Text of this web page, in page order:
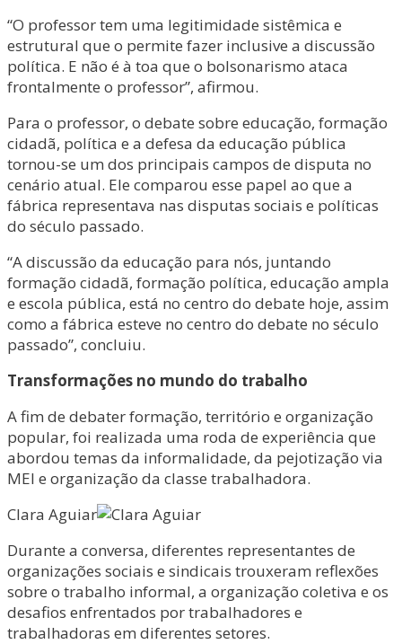
“O professor tem uma legitimidade sistêmica e
estrutural que o permite fazer inclusive a discussão
política. E não é à toa que o bolsonarismo ataca
frontalmente o professor”, afirmou.
Para o professor, o debate sobre educação, formação
cidadã, política e a defesa da educação pública
tornou-se um dos principais campos de disputa no
cenário atual. Ele comparou esse papel ao que a
fábrica representava nas disputas sociais e políticas
do século passado.
“A discussão da educação para nós, juntando
formação cidadã, formação política, educação ampla
e escola pública, está no centro do debate hoje, assim
como a fábrica esteve no centro do debate no século
passado”, concluiu.
Transformações no mundo do trabalho
A fim de debater formação, território e organização
popular, foi realizada uma roda de experiência que
abordou temas da informalidade, da pejotização via
MEI e organização da classe trabalhadora.
Clara Aguiar
Durante a conversa, diferentes representantes de
organizações sociais e sindicais trouxeram reflexões
sobre o trabalho informal, a organização coletiva e os
desafios enfrentados por trabalhadores e
trabalhadoras em diferentes setores.